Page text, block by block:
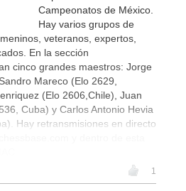
Campeonatos de México.
Hay varios grupos de
veteranos, expertos,
En la sección
cinco grandes maestros: Jorge
Mareco (Elo 2629,
(Elo 2606,Chile), Juan
Cuba) y Carlos Antonio Hevia
Hay retransmisiones en directo
1